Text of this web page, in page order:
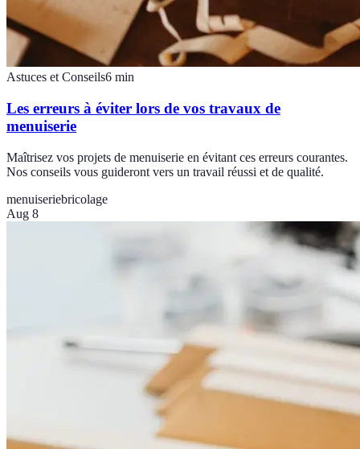
Astuces et Conseils6 min
Les erreurs à éviter lors de vos travaux de
menuiserie
Maîtrisez vos projets de menuiserie en évitant ces erreurs courantes.
Nos conseils vous guideront vers un travail réussi et de qualité.
menuiseriebricolage
Aug 8